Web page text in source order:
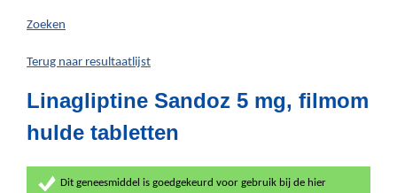
hier:
Zoeken
Terug naar resultaatlijst
Linagliptine Sandoz 5 mg, filmom
hulde tabletten
Dit geneesmiddel is goedgekeurd voor gebruik bij de hier